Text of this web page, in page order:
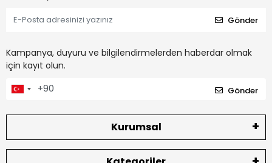
Gönder
Kampanya, duyuru ve bilgilendirmelerden haberdar olmak
için kayıt olun.
Gönder
Kurumsal